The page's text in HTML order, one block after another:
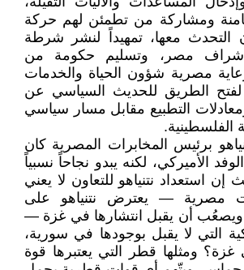
ومشاركة من تطمئن لهم حركة
معها، تمهيداً لنشر شرطة
مصر، وتسليم حكومة من
مصرية شؤون الحياة والخدمات
لفتح الطريق للحديث السياسي عن
التطبيع مقابل مسار سياسي
برئيس المخابرات المصرية كان
الأميركي، لكنه يبدو نجاحاً نسبياً
استعداد نتنياهو للتعاون لا يعني
مصرية — يعترض نتنياهو على
ويصعُب أن يقبل انتشارها في غزة —
التي لا يقبل بوجودها في سورية،
ومثلها قطر التي يعتبرها قوة